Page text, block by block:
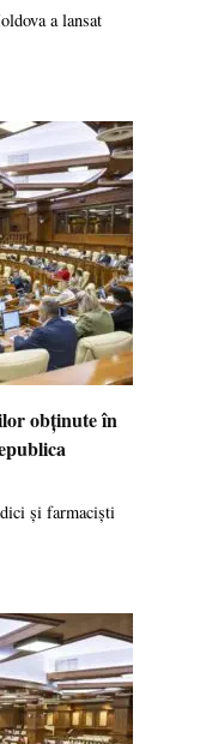
a lansat
obținute în
și farmaciști